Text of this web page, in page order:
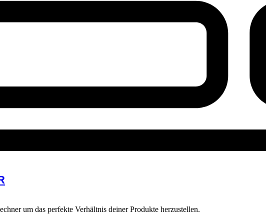
um das perfekte Verhältnis deiner Produkte herzustellen.